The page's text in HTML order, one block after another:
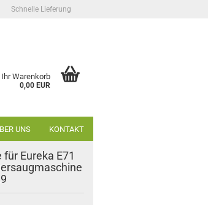
Schnelle Lieferung
Ihr Warenkorb
0,00 EUR
UNS KONTAKT
für Eureka E71